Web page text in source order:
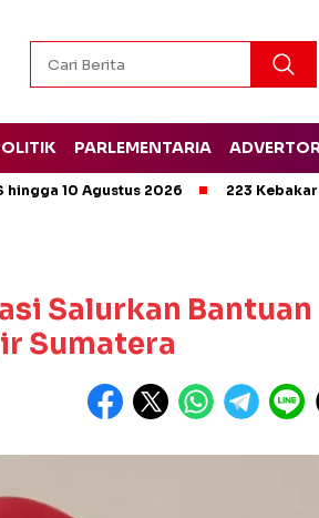
PARLEMENTARIA
hingga 10 Agustus 2026 223
Salurkan Bantuan
Sumatera